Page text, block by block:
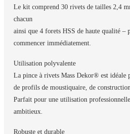
Le kit comprend 30 rivets de tailles 2,4
chacun
ainsi que 4 forets HSS de haute qualité –
commencer immédiatement.
Utilisation polyvalente
La pince à rivets Mass Dekor® est idéale
de profils de moustiquaire, de
Parfait pour une utilisation
ambitieux.
Robuste et durable